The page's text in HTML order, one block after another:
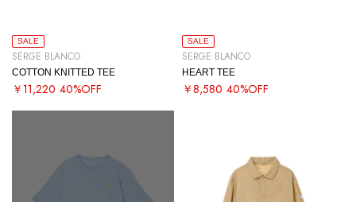
SALE
SERGE BLANCO
COTTON KNITTED TEE
￥11,220 40%OFF
SALE
SERGE BLANCO
HEART TEE
￥8,580 40%OFF